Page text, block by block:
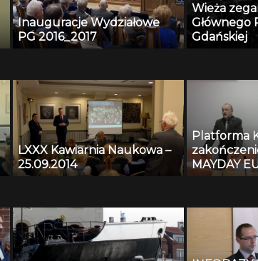
Inauguracje Wydziałowe
PG 2016_2017
Wieża
Głównego
Gdańskiej
LXXX Kawiarnia Naukowa –
25.09.2014
Platforma
MAYDAY